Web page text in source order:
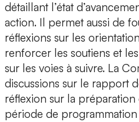
détaillant l’état
action. Il permet aussi de
réflexions sur les
renforcer les soutiens et
sur les voies à suivre. La
discussions sur le rapport
réflexion sur la
période de